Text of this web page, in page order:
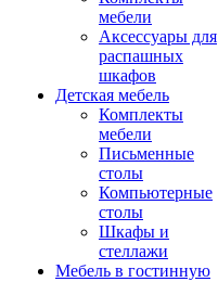
мебели
Аксессуары для
распашных
шкафов
Детская мебель
Комплекты
мебели
Письменные
столы
Компьютерные
столы
Шкафы и
стеллажи
Мебель в гостинную